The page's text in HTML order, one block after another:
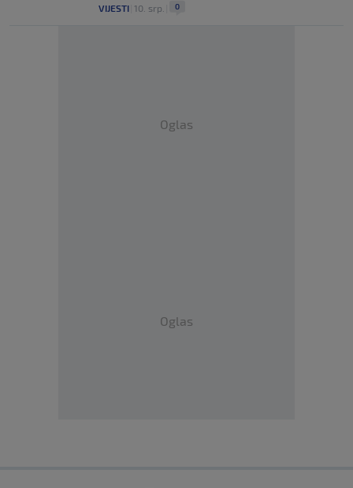
VIJESTI 10. srp. 0
Oglas
Oglas